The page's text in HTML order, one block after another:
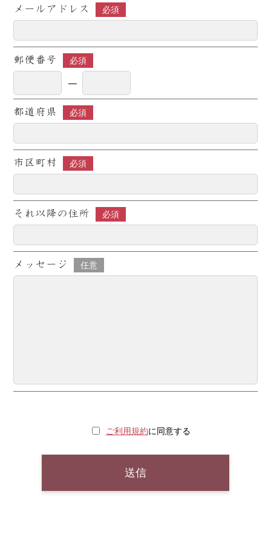
メールアドレス 必須
郵便番号 必須
都道府県 必須
市区町村 必須
それ以降の住所 必須
メッセージ 任意
ご利用規約に同意する